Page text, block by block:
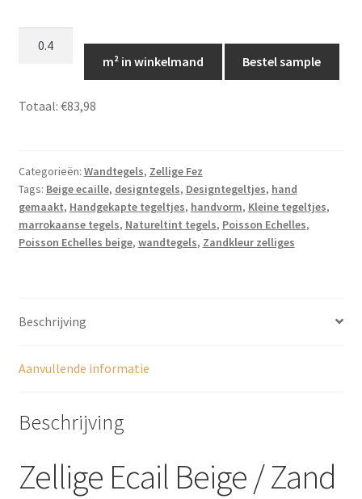
aantal
m² in winkelmand Bestel sample
Totaal: €83,98
Categorieën: Wandtegels, Zellige Fez
Tags: Beige ecaille, designtegels, Designtegeltjes, hand
gemaakt, Handgekapte tegeltjes, handvorm, Kleine tegeltjes,
marrokaanse tegels, Natureltint tegels, Poisson Echelles,
Poisson Echelles beige, wandtegels, Zandkleur zelliges
Beschrijving
Aanvullende informatie
Beschrijving
Zellige Ecail Beige / Zand